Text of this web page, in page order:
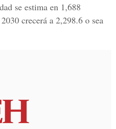
se estima en 1,688
crecerá a 2,298.6 o sea